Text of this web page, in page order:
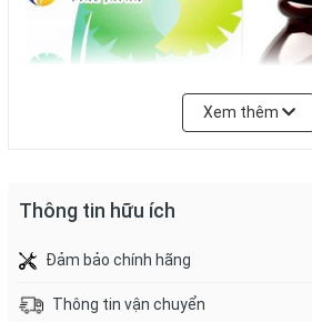
Xem thêm
Thông tin hữu ích
Đảm bảo chính hãng
Thông tin vận chuyển